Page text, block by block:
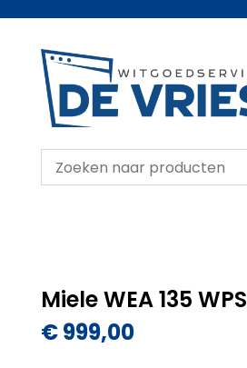
Miele WEA 135 WPS
€999,00